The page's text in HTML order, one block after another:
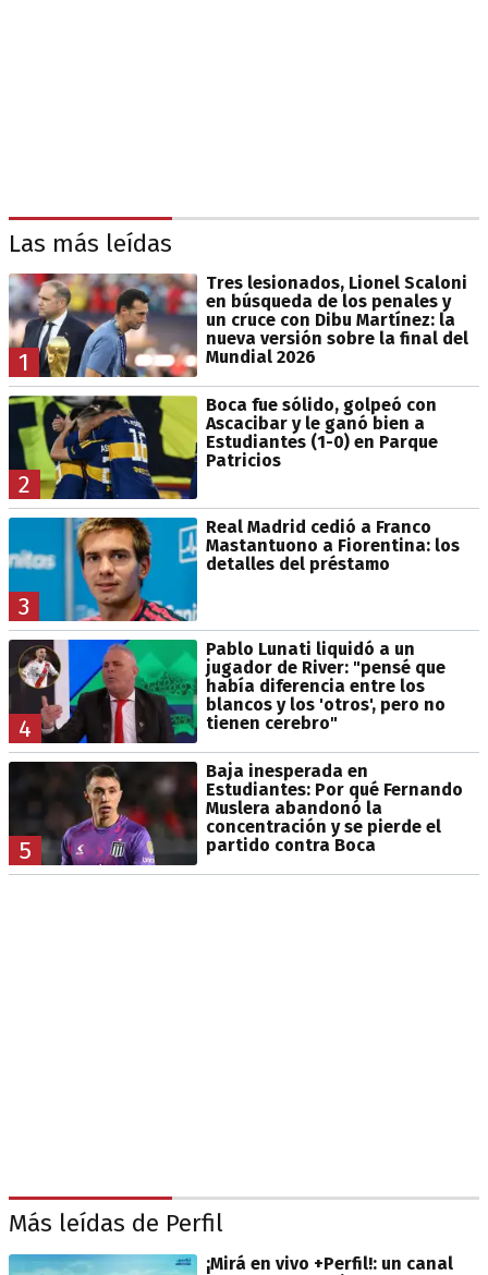
Las más leídas
1
Tres lesionados, Lionel Scaloni
en búsqueda de los penales y
un cruce con Dibu Martínez: la
nueva versión sobre la final del
Mundial 2026
2
Boca fue sólido, golpeó con
Ascacibar y le ganó bien a
Estudiantes (1-0) en Parque
Patricios
3
Real Madrid cedió a Franco
Mastantuono a Fiorentina: los
detalles del préstamo
4
Pablo Lunati liquidó a un
jugador de River: "pensé que
había diferencia entre los
blancos y los 'otros', pero no
tienen cerebro"
5
Baja inesperada en
Estudiantes: Por qué Fernando
Muslera abandonó la
concentración y se pierde el
partido contra Boca
Más leídas de Perfil
¡Mirá en vivo +Perfil!: un canal